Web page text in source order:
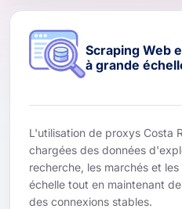
Scraping Web
à grande
L'utilisation de proxys Costa
chargées des données
recherche, les marchés et
échelle tout en maintenant
des connexions stables.